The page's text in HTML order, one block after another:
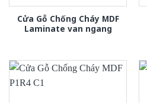
Cửa Gỗ Chống Cháy MDF
Laminate van ngang